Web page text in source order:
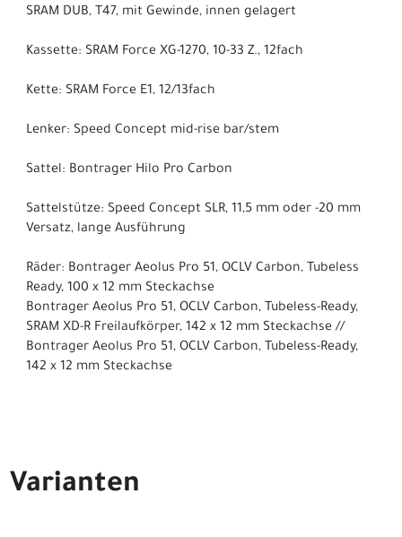
SRAM DUB, T47, mit Gewinde, innen gelagert
Kassette: SRAM Force XG-1270, 10-33 Z., 12fach
Kette: SRAM Force E1, 12/13fach
Lenker: Speed Concept mid-rise bar/stem
Sattel: Bontrager Hilo Pro Carbon
Sattelstütze: Speed Concept SLR, 11,5 mm oder -20 mm
Versatz, lange Ausführung
Räder: Bontrager Aeolus Pro 51, OCLV Carbon, Tubeless
Ready, 100 x 12 mm Steckachse
Bontrager Aeolus Pro 51, OCLV Carbon, Tubeless-Ready,
SRAM XD-R Freilaufkörper, 142 x 12 mm Steckachse //
Bontrager Aeolus Pro 51, OCLV Carbon, Tubeless-Ready,
142 x 12 mm Steckachse
Varianten